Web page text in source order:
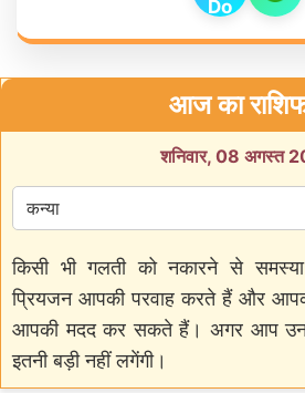
आज का
शनिवार, 08 अगस्त
किसी भी गलती को नकारने से
प्रियजन आपकी परवाह करते हैं और
आपकी मदद कर सकते हैं। अगर आप
इतनी बड़ी नहीं लगेंगी।